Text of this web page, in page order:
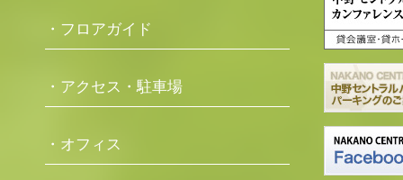
・フロアガイド
・アクセス・駐車場
・オフィス